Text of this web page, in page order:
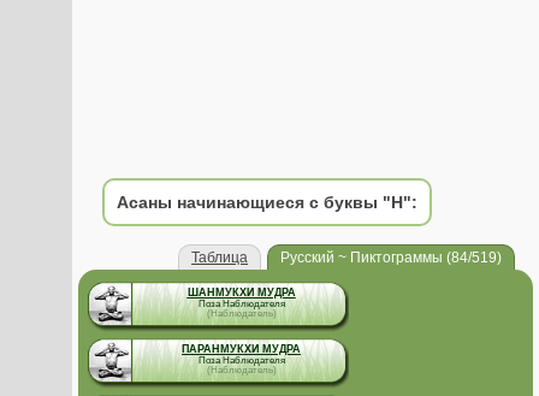
Асаны начинающиеся с буквы "Н":
Таблица Русский ~ Пиктограммы (84/519)
ШАНМУКХИ МУДРА
Поза Наблюдателя
(Наблюдатель)
ПАРАНМУКХИ МУДРА
Поза Наблюдателя
(Наблюдатель)